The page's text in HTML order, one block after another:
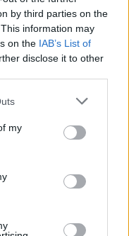
by third parties on the
information may
on the IAB’s List of
disclose it to other
one or more Google
You may click to
third-party tags to
in below Google
my
πιο Εύκολη
σε 2
σημαντικές
αποτελέσματα